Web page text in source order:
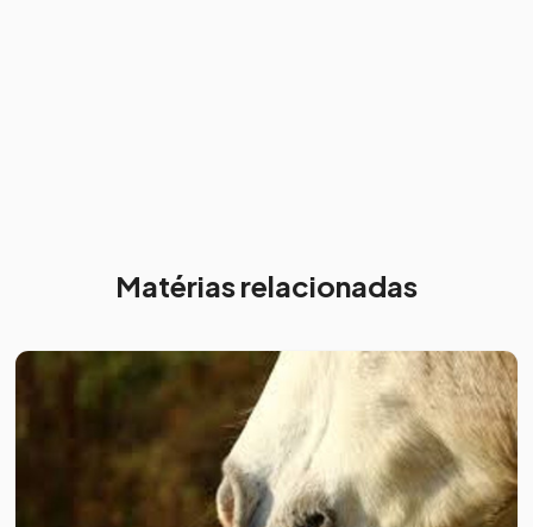
Matérias relacionadas